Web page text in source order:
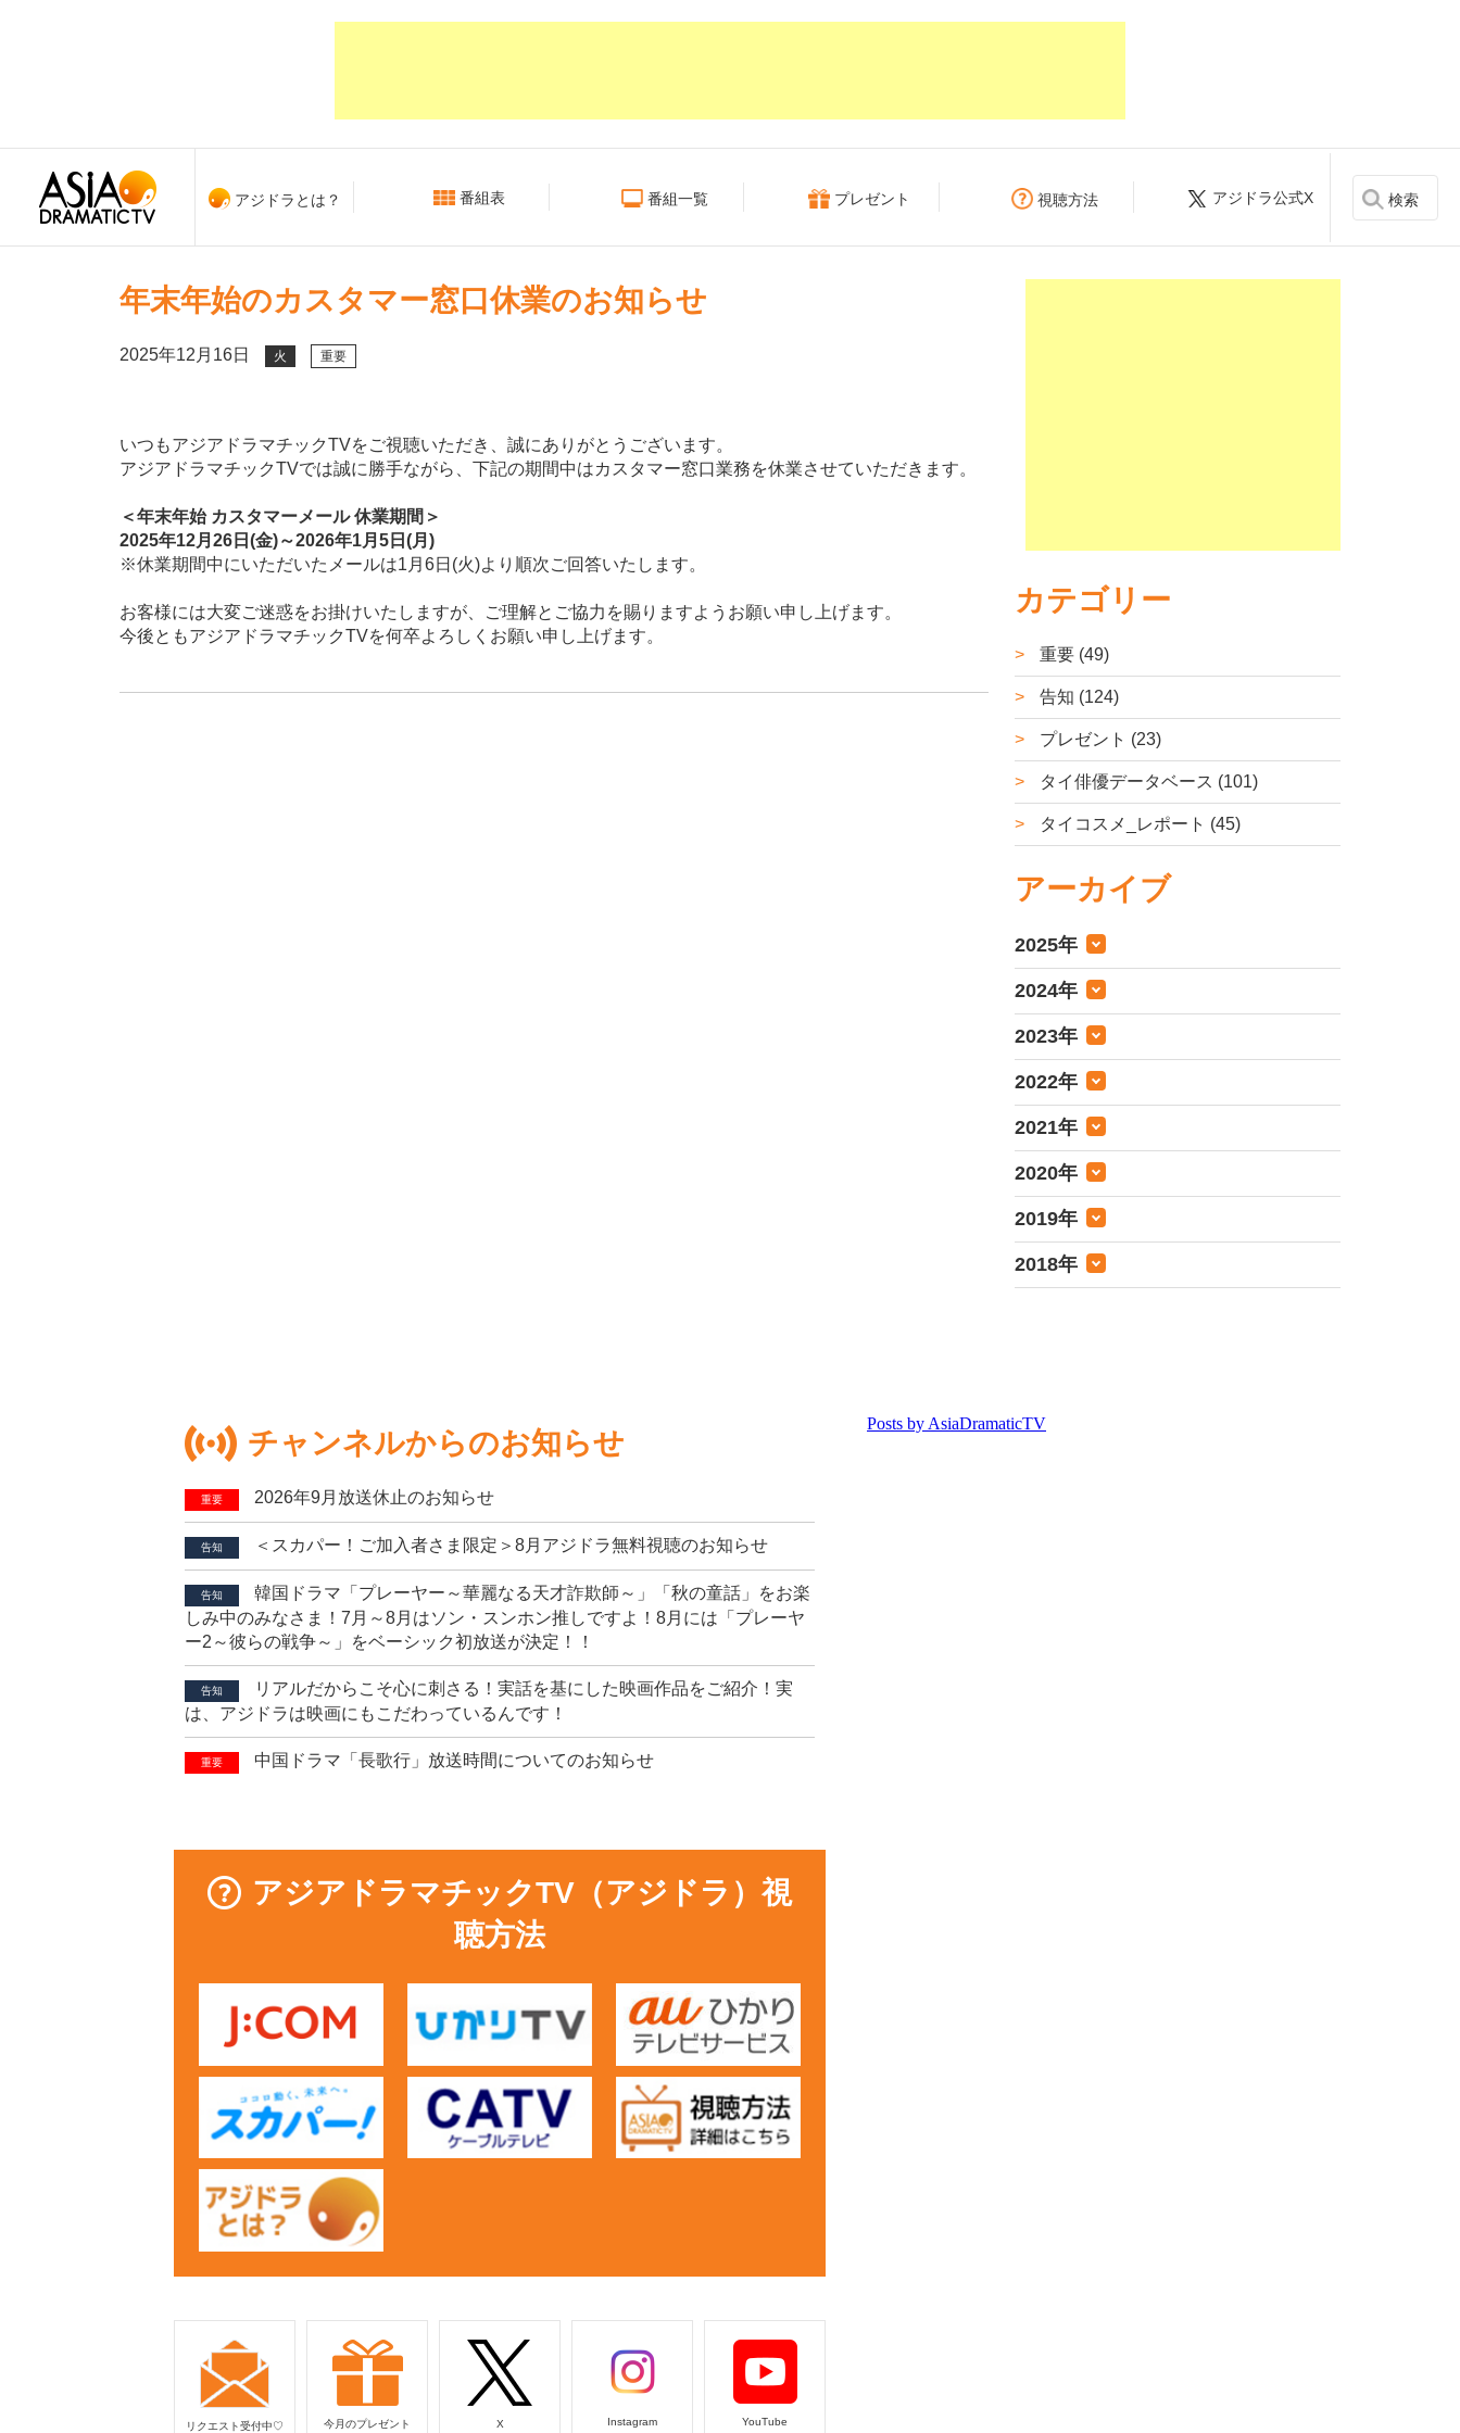
アジドラとは？ 番組表 番組一覧 プレゼント 視聴方法 アジドラ公式X 検索
年末年始のカスタマー窓口休業のお知らせ
2025年12月16日 火 重要
いつもアジアドラマチックTVをご視聴いただき、誠にありがとうございます。
アジアドラマチックTVでは誠に勝手ながら、下記の期間中はカスタマー窓口業務を休業させていただきます。
＜年末年始 カスタマーメール 休業期間＞
2025年12月26日(金)～2026年1月5日(月)
※休業期間中にいただいたメールは1月6日(火)より順次ご回答いたします。
お客様には大変ご迷惑をお掛けいたしますが、ご理解とご協力を賜りますようお願い申し上げます。
今後ともアジアドラマチックTVを何卒よろしくお願い申し上げます。
カテゴリー
重要 (49)
告知 (124)
プレゼント (23)
タイ俳優データベース (101)
タイコスメ_レポート (45)
アーカイブ
2025年
2024年
2023年
2022年
2021年
2020年
2019年
2018年
チャンネルからのお知らせ
重要 2026年9月放送休止のお知らせ
告知 ＜スカパー！ご加入者さま限定＞8月アジドラ無料視聴のお知らせ
告知
韓国ドラマ「プレーヤー～華麗なる天才詐欺師～」「秋の童話」をお楽
しみ中のみなさま！7月～8月はソン・スンホン推しですよ！8月には「プレーヤ
ー2～彼らの戦争～」をベーシック初放送が決定！！
告知
リアルだからこそ心に刺さる！実話を基にした映画作品をご紹介！実
は、アジドラは映画にもこだわっているんです！
重要 中国ドラマ「長歌行」放送時間についてのお知らせ
アジアドラマチックTV（アジドラ）視
聴方法
リクエスト受付中♡ 今月のプレゼント X Instagram YouTube